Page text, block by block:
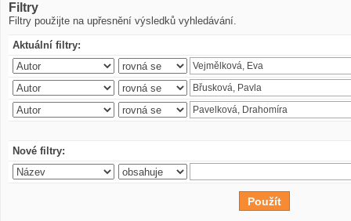
Filtry
Filtry použijte na upřesnění výsledků vyhledávání.
Aktuální filtry:
Nové filtry: